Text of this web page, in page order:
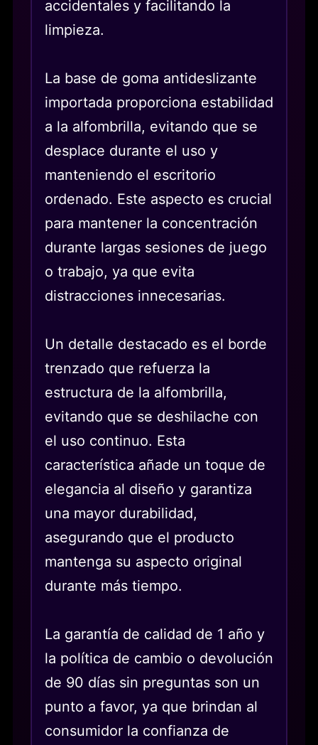
accidentales y facilitando la
limpieza.
La base de goma antideslizante
importada proporciona estabilidad
a la alfombrilla, evitando que se
desplace durante el uso y
manteniendo el escritorio
ordenado. Este aspecto es crucial
para mantener la concentración
durante largas sesiones de juego
o trabajo, ya que evita
distracciones innecesarias.
Un detalle destacado es el borde
trenzado que refuerza la
estructura de la alfombrilla,
evitando que se deshilache con
el uso continuo. Esta
característica añade un toque de
elegancia al diseño y garantiza
una mayor durabilidad,
asegurando que el producto
mantenga su aspecto original
durante más tiempo.
La garantía de calidad de 1 año y
la política de cambio o devolución
de 90 días sin preguntas son un
punto a favor, ya que brindan al
consumidor la confianza de